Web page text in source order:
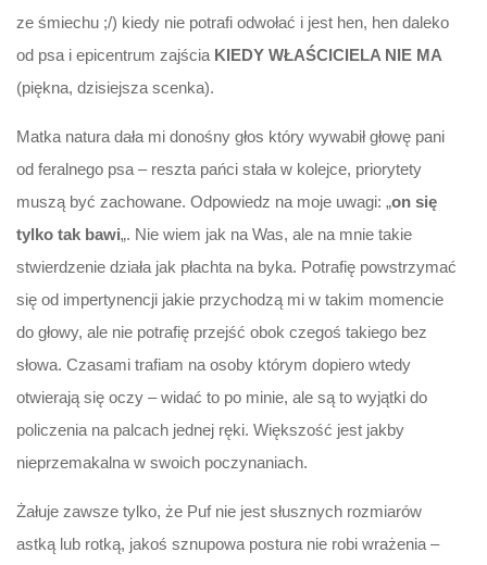
ze śmiechu ;/) kiedy nie potrafi odwołać i jest hen, hen daleko
od psa i epicentrum zajścia KIEDY WŁAŚCICIELA NIE MA
(piękna, dzisiejsza scenka).
Matka natura dała mi donośny głos który wywabił głowę pani
od feralnego psa – reszta pańci stała w kolejce, priorytety
muszą być zachowane. Odpowiedz na moje uwagi: „on się
tylko tak bawi„. Nie wiem jak na Was, ale na mnie takie
stwierdzenie działa jak płachta na byka. Potrafię powstrzymać
się od impertynencji jakie przychodzą mi w takim momencie
do głowy, ale nie potrafię przejść obok czegoś takiego bez
słowa. Czasami trafiam na osoby którym dopiero wtedy
otwierają się oczy – widać to po minie, ale są to wyjątki do
policzenia na palcach jednej ręki. Większość jest jakby
nieprzemakalna w swoich poczynaniach.
Żałuje zawsze tylko, że Puf nie jest słusznych rozmiarów
astką lub rotką, jakoś sznupowa postura nie robi wrażenia –